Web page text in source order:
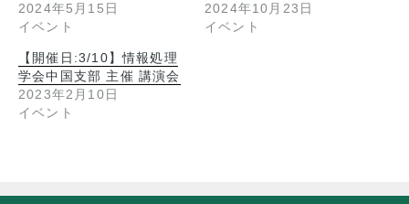
2024年5月15日
イベント
2024年10月23日
イベント
【開催日:3/10】情報処理
学会中国支部 主催 講演会
2023年2月10日
イベント